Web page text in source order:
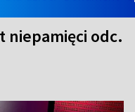
niepamięci odc.